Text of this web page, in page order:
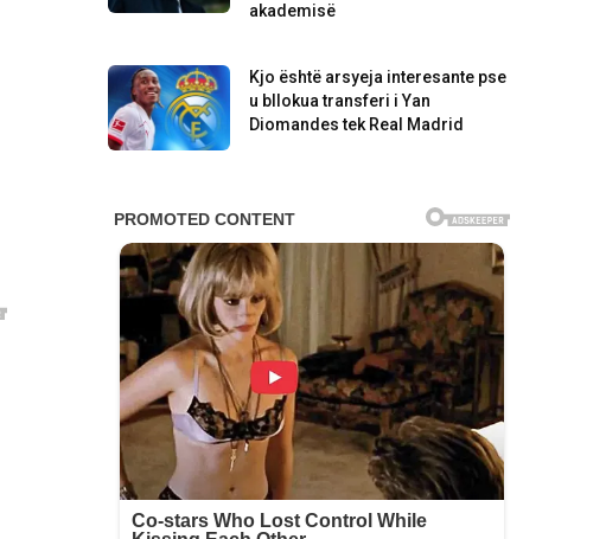
akademisë
Kjo është arsyeja interesante pse
u bllokua transferi i Yan
Diomandes tek Real Madrid